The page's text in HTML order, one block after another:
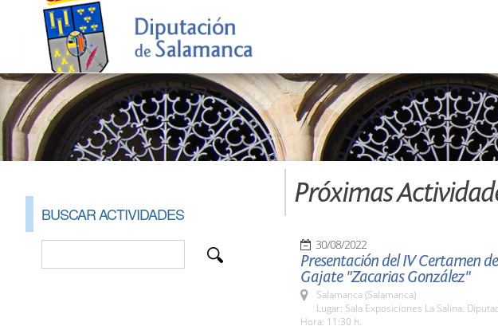
BUSCAR ACTIVIDADES
Próximas
30/08/2022
Presentación del IV Certamen
Gajate "Zacarias González"
Salamanca (Salamanca)
Lugar: Sala Exposiciones La Salina.
Hora: 11:30 h.